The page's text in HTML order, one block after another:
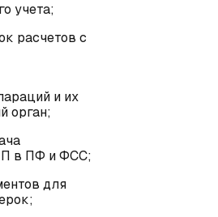
учета;
расчетов с
и их
орган;
в ПФ и ФСС;
для